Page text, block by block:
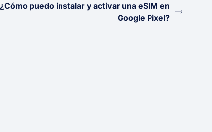
¿Cómo puedo instalar y activar una eSIM en
Google Pixel?